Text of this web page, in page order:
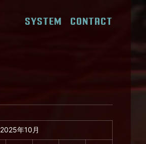
SYSTEM CONTACT
2025年10月